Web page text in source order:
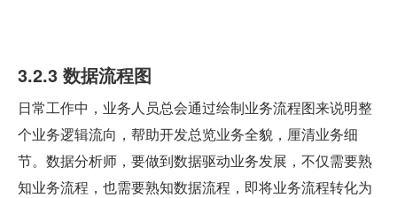
3.2.3 数据流程图
日常工作中，业务人员总会通过绘制业务流程图来说明整
个业务逻辑流向，帮助开发总览业务全貌，厘清业务细
节。数据分析师，要做到数据驱动业务发展，不仅需要熟
知业务流程，也需要熟知数据流程，即将业务流程转化为